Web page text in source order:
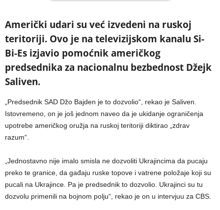
Američki udari su već izvedeni na ruskoj
teritoriji. Ovo je na televizijskom kanalu Si-
Bi-Es izjavio pomoćnik američkog
predsednika za nacionalnu bezbednost Džejk
Saliven.
„Predsednik SAD Džo Bajden je to dozvolio“, rekao je Saliven.
Istovremeno, on je još jednom naveo da je ukidanje ograničenja
upotrebe američkog oružja na ruskoj teritoriji diktirao „zdrav
razum“.
„Jednostavno nije imalo smisla ne dozvoliti Ukrajincima da pucaju
preko te granice, da gađaju ruske topove i vatrene položaje koji su
pucali na Ukrajince. Pa je predsednik to dozvolio. Ukrajinci su tu
dozvolu primenili na bojnom polju“, rekao je on u intervjuu za CBS.